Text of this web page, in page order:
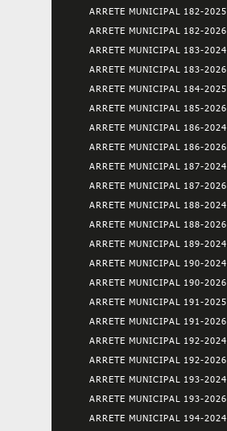
ARRETE MUNICIPAL 182-2025
ARRETE MUNICIPAL 182-2026
ARRETE MUNICIPAL 183-2024
ARRETE MUNICIPAL 183-2026
ARRETE MUNICIPAL 184-2025
ARRETE MUNICIPAL 185-2026
ARRETE MUNICIPAL 186-2024
ARRETE MUNICIPAL 186-2026
ARRETE MUNICIPAL 187-2024
ARRETE MUNICIPAL 187-2026
ARRETE MUNICIPAL 188-2024
ARRETE MUNICIPAL 188-2026
ARRETE MUNICIPAL 189-2024
ARRETE MUNICIPAL 190-2024
ARRETE MUNICIPAL 190-2026
ARRETE MUNICIPAL 191-2025
ARRETE MUNICIPAL 191-2026
ARRETE MUNICIPAL 192-2024
ARRETE MUNICIPAL 192-2026
ARRETE MUNICIPAL 193-2024
ARRETE MUNICIPAL 193-2026
ARRETE MUNICIPAL 194-2024